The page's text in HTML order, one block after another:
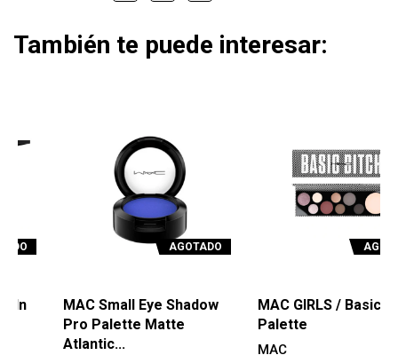
También te puede interesar:
AGOTADO
MAC Small Eye Shadow
Pro Palette Matte
Atlantic...
AGOTADO
MAC GIRLS / Basic Bitch
Palette